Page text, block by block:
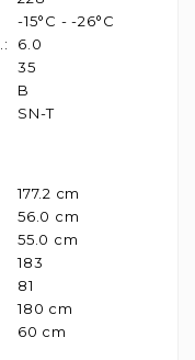
-15°C - -26°C
:
6.0
35
B
SN-T
177.2 cm
56.0 cm
55.0 cm
183
81
180 cm
60 cm